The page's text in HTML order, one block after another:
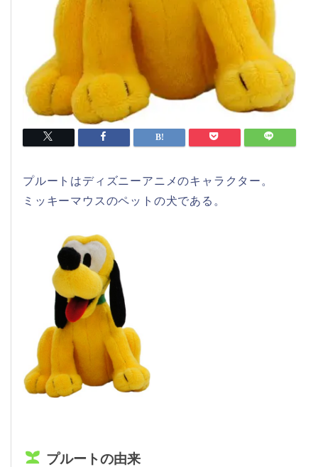
プルートはディズニーアニメのキャラクター。
ミッキーマウスのペットの犬である。
プルートの由来